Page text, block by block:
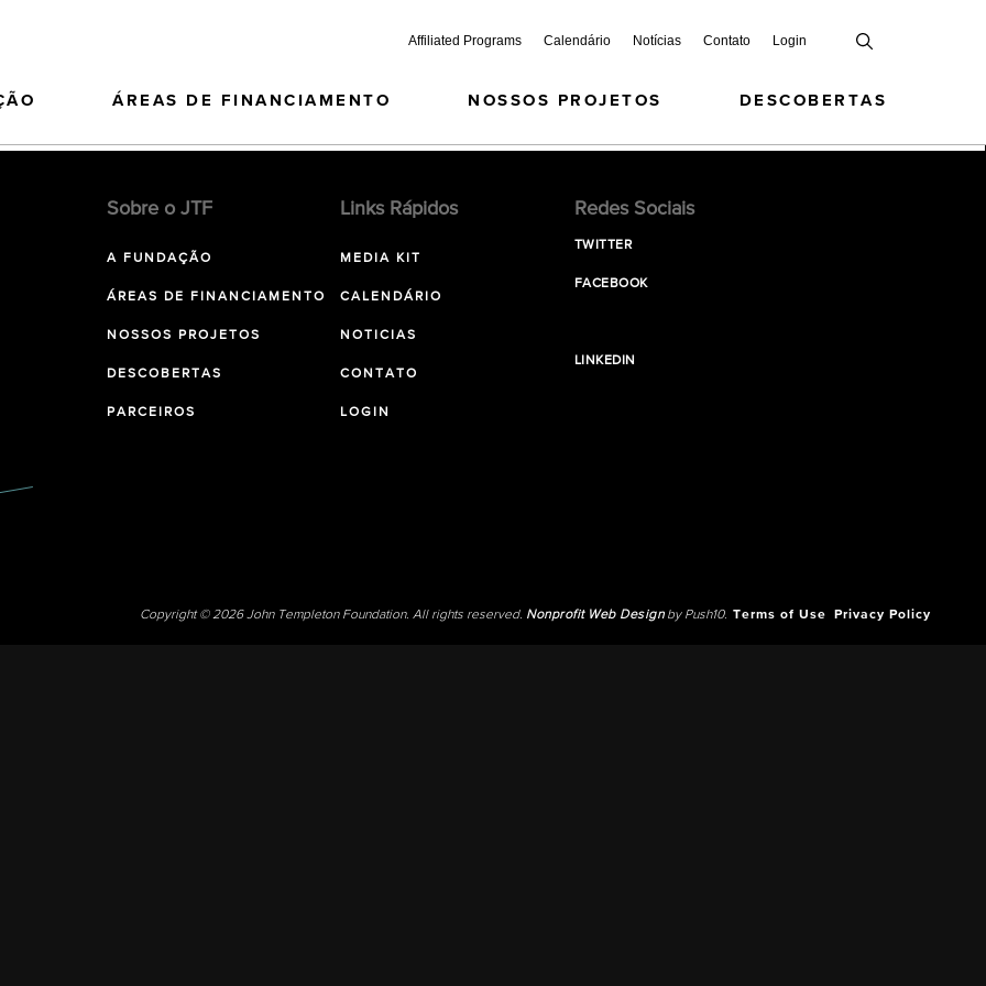
Affiliated Programs Calendário Notícias Contato Login
ÁREAS DE FINANCIAMENTO NOSSOS PROJETOS DESCOBERTAS
Sobre o JTF
A FUNDAÇÃO
ÁREAS DE FINANCIAMENTO
NOSSOS PROJETOS
DESCOBERTAS
PARCEIROS
Links Rápidos
MEDIA KIT
CALENDÁRIO
NOTICIAS
CONTATO
LOGIN
Redes Sociais
TWITTER
FACEBOOK
LINKEDIN
Copyright © 2026 John Templeton Foundation. All rights reserved. Nonprofit Web Designby Push10. Terms of Use Privacy Policy